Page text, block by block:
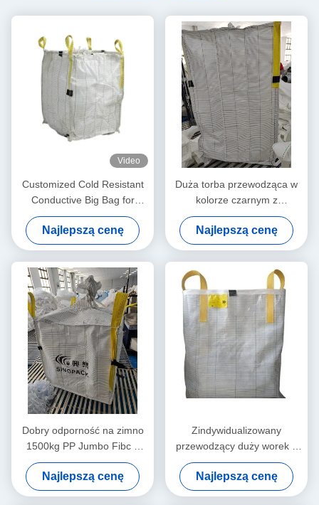
Video
Customized Cold Resistant
Conductive Big Bag for
Supply Chain Management
Najlepszą cenę
Duża torba przewodząca w
kolorze czarnym z
przewodzącą tkaniną i
odpornością powierzchni
Najlepszą cenę
Dobry odporność na zimno
1500kg PP Jumbo Fibc 4
Loops Un certyfikowane
torby masowe do transportu
ciężkich towarów masowych
Najlepszą cenę
Zindywidualizowany
przewodzący duży worek z
doskonałą odpornością na
promieniowanie UV i
odpornością na korozję
Najlepszą cenę